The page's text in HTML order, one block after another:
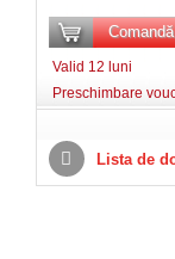
Comandă
Valid 12 luni
Preschimbare
Lista de